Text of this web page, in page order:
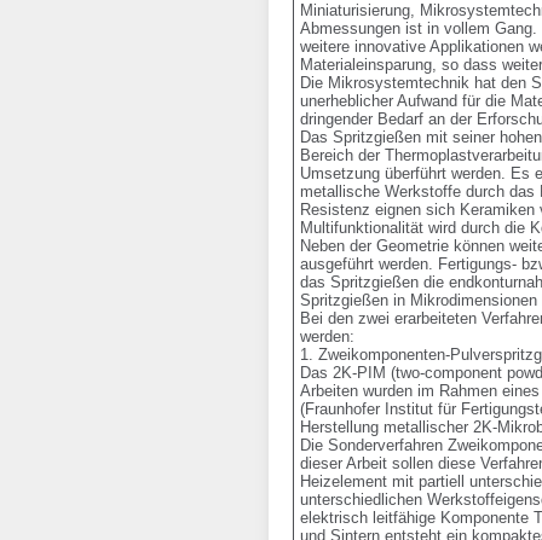
Miniaturisierung,
Abmessungen ist in vollem
weitere innovative Applikationen
Materialeinsparung, so dass
Die Mikrosystemtechnik hat den
unerheblicher Aufwand für die
dringender Bedarf an der
Das Spritzgießen mit seiner
Bereich der
Umsetzung überführt werden. Es
metallische Werkstoffe durch
Resistenz eignen sich Keramiken
Multifunktionalität wird durch die
Neben der Geometrie können
ausgeführt werden. Fertigungs-
das Spritzgießen die
Spritzgießen in
Bei den zwei erarbeiteten
werden:
1. Zweikomponenten-
Das 2K-PIM (two-component
Arbeiten wurden im Rahmen
(Fraunhofer Institut für
Herstellung metallischer 2K-
Die Sonderverfahren
dieser Arbeit sollen diese
Heizelement mit partiell
unterschiedlichen
elektrisch leitfähige Komponente
und Sintern entsteht ein